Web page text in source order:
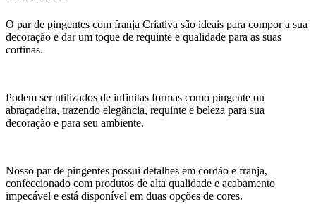
O par de pingentes com franja Criativa são ideais para compor a sua
decoração e dar um toque de requinte e qualidade para as suas
cortinas.
Podem ser utilizados de infinitas formas como pingente ou
abraçadeira, trazendo elegância, requinte e beleza para sua
decoração e para seu ambiente.
Nosso par de pingentes possui detalhes em cordão e franja,
confeccionado com produtos de alta qualidade e acabamento
impecável e está disponível em duas opções de cores.